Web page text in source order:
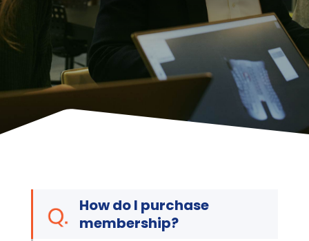
How do I purchase
membership?